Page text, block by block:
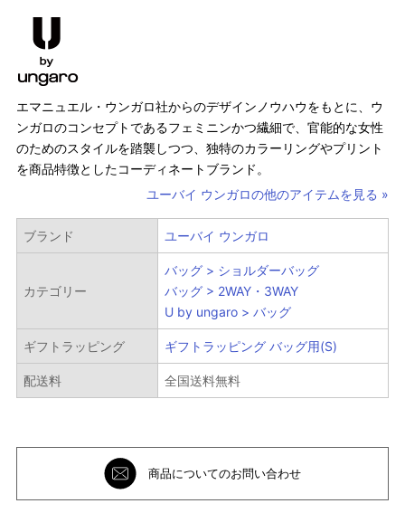
エマニュエル・ウンガロ社からのデザインノウハウをもとに、ウ
ンガロのコンセプトであるフェミニンかつ繊細で、官能的な女性
のためのスタイルを踏襲しつつ、独特のカラーリングやプリント
を商品特徴としたコーディネートブランド。
ユーバイ ウンガロの他のアイテムを見る »
ブランド ユーバイ ウンガロ
カテゴリー
バッグ > ショルダーバッグ
バッグ > 2WAY・3WAY
U by ungaro > バッグ
ギフトラッピング ギフトラッピング バッグ用(S)
配送料 全国送料無料
商品についてのお問い合わせ